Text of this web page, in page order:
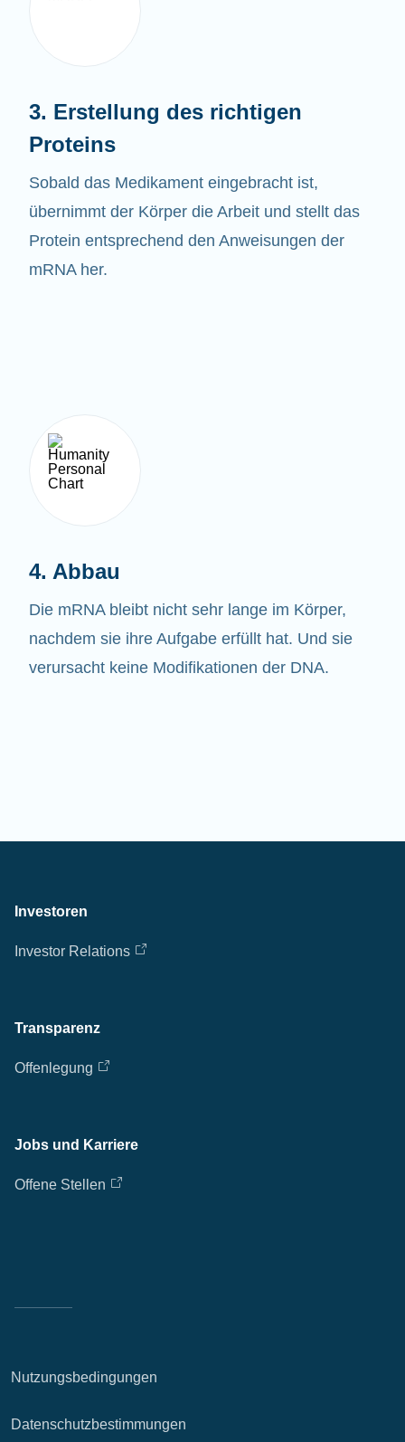
3. Erstellung des richtigen
Proteins
Sobald das Medikament eingebracht ist,
übernimmt der Körper die Arbeit und stellt das
Protein entsprechend den Anweisungen der
mRNA her.
4. Abbau
Die mRNA bleibt nicht sehr lange im Körper,
nachdem sie ihre Aufgabe erfüllt hat. Und sie
verursacht keine Modifikationen der DNA.
Investoren
Investor Relations
Transparenz
Offenlegung
Jobs und Karriere
Offene Stellen
Nutzungsbedingungen
Datenschutzbestimmungen